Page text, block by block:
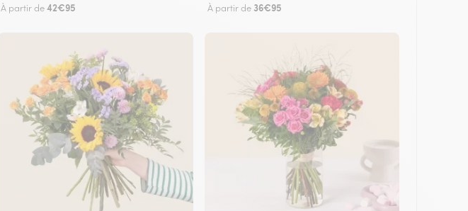
À partir de42€95 À partir de 36€95